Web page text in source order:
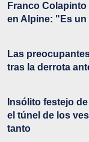
Franco
en Alpine: "Es
Las
tras la derrota
Insólito festejo
el túnel de los
tanto